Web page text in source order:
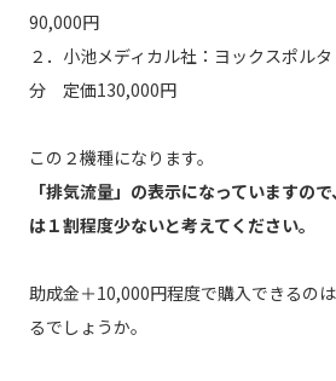
90,000円
２．小池メディカル社：ヨックスポル
分 定価130,000円
この２機種になります。
「排気流量」の表示になっていますの
は１割程度少ないと考えてください。
助成金＋10,000円程度で購入できるの
るでしょうか。